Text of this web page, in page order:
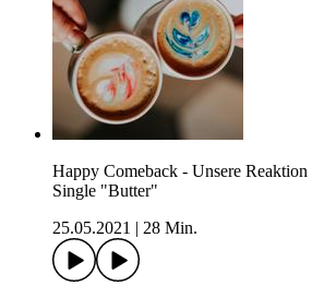
Happy Comeback - Unsere
Single "Butter"
25.05.2021
28 Min.